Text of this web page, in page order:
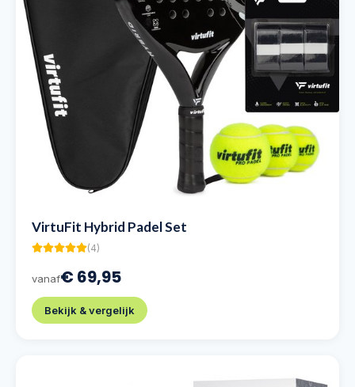
VirtuFit Hybrid Padel Set
(4)
vanaf€ 69,95
Bekijk & vergelijk